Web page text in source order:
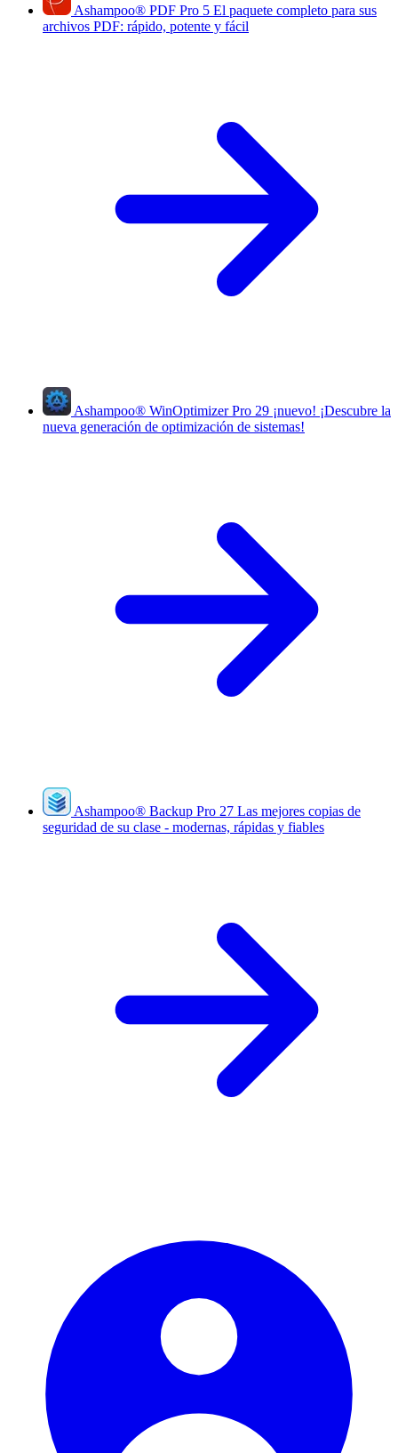
Ashampoo® PDF Pro 5 El paquete completo para sus
archivos PDF: rápido, potente y fácil
Ashampoo® WinOptimizer Pro 29 ¡nuevo! ¡Descubre la
nueva generación de optimización de sistemas!
Ashampoo® Backup Pro 27 Las mejores copias de
seguridad de su clase - modernas, rápidas y fiables